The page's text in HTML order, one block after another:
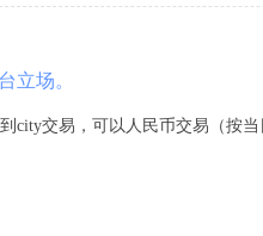
立场。
city交易，可以人民币交易（按